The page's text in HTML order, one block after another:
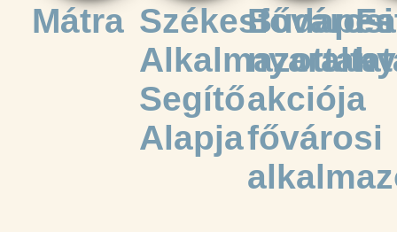
Mátra Székesfővárosi
Alkalmazottak
Segítő
Alapja
akciója
fővárosi